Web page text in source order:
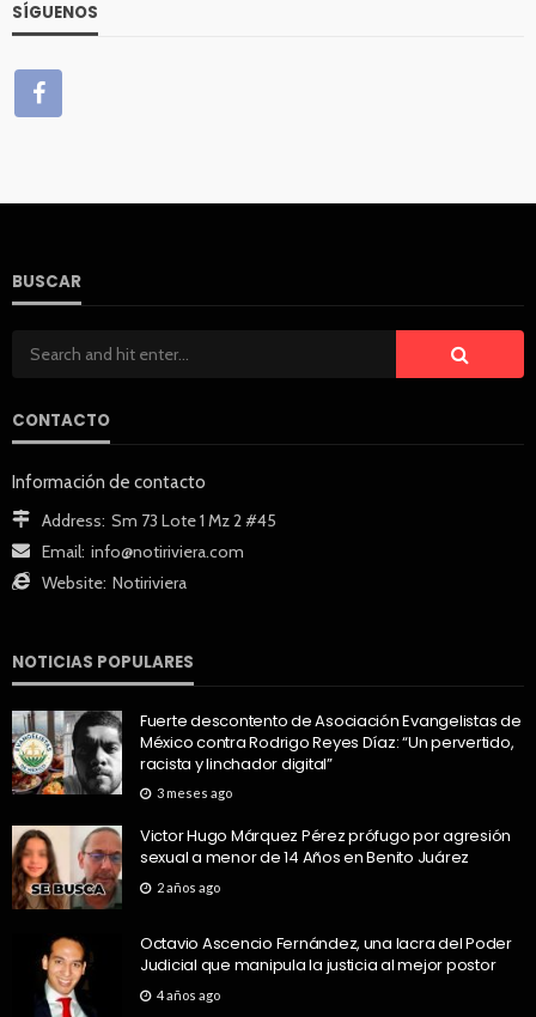
SÍGUENOS
BUSCAR
CONTACTO
Información de contacto
Address: Sm 73 Lote 1 Mz 2 #45
Email: info@notiriviera.com
Website: Notiriviera
NOTICIAS POPULARES
Fuerte descontento de Asociación Evangelistas de
México contra Rodrigo Reyes Díaz: “Un pervertido,
racista y linchador digital”
3 meses ago
Victor Hugo Márquez Pérez prófugo por agresión
sexual a menor de 14 Años en Benito Juárez
2 años ago
Octavio Ascencio Fernández, una lacra del Poder
Judicial que manipula la justicia al mejor postor
4 años ago